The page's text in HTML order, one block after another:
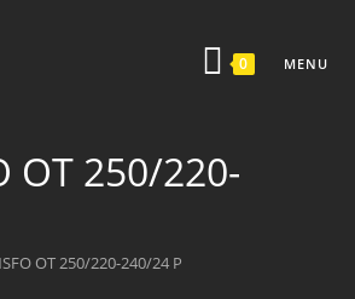
0 MENU
OT 250/220-
OT 250/220-240/24 P